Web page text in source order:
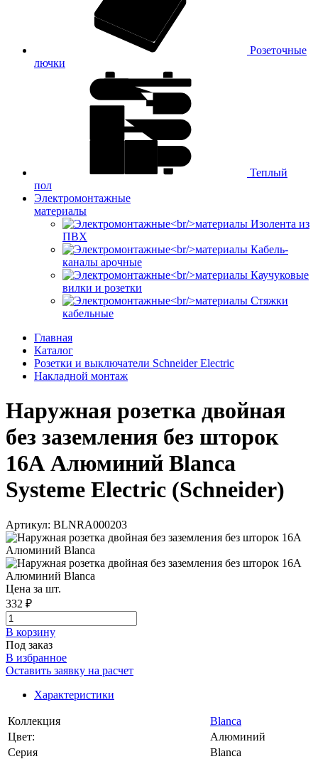
Розеточные
лючки
Теплый
пол
Электромонтажные
материалы
Изолента из
ПВХ
Кабель-
каналы арочные
Каучуковые
вилки и розетки
Стяжки
кабельные
Главная
Каталог
Розетки и выключатели Schneider Electric
Накладной монтаж
Наружная розетка двойная
без заземления без шторок
16А Алюминий Blanca
Systeme Electric (Schneider)
Артикул: BLNRA000203
Цена за шт.
332 ₽
В корзинy
Под заказ
В избранное
Оставить заявку на расчет
Характеристики
Коллекция
Blanca
Цвет:
Алюминий
Серия
Blanca